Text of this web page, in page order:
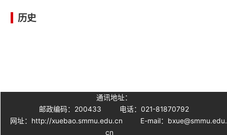
历史
通讯地址：
邮政编码：200433
电话：021-81870792
网址：http://xuebao.smmu.edu.cn
E-mail：bxue@smmu.edu.
cn